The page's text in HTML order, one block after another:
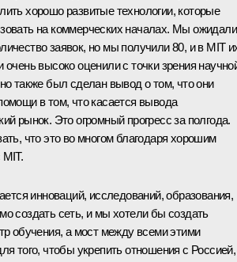
хорошо развитые технологии, которые
на коммерческих началах. Мы ожидали
заявок, но мы получили 80, и в MIT
очень высоко оценили с точки зрения
также был сделан вывод о том, что они
в том, что касается вывода
рынок. Это огромный прогресс за полгода.
что это во многом благодаря хорошим
инноваций, исследований, образования,
создать сеть, и мы хотели бы создать
обучения, а мост между всеми этими
того, чтобы укрепить отношения с Россией,